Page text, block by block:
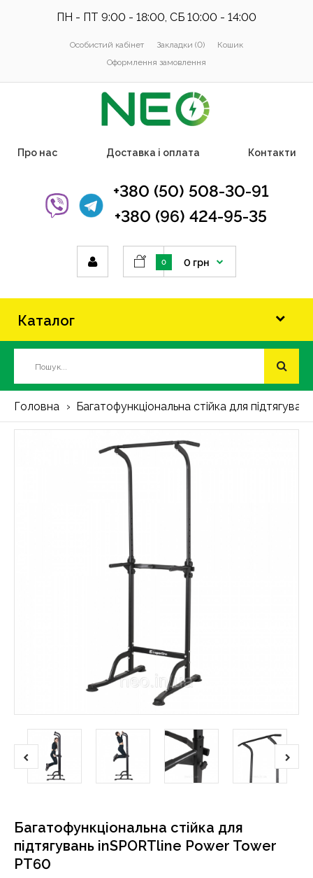
ПН - ПТ 9:00 - 18:00, СБ 10:00 - 14:00
Особистий кабінет Закладки (0)
Кошик
Оформлення замовлення
Про нас Доставка і оплата Контакти
+380 (50) 508-30-91
+380 (96) 424-95-35
0 0 грн
Каталог
Головна Багатофункціональна стійка для
Багатофункціональна стійка для
підтягувань inSPORTline Power Tower
PT60